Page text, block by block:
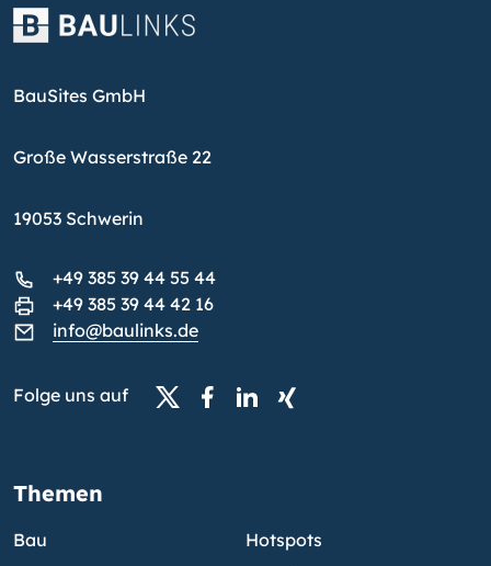
BauSites GmbH
Große Wasserstraße 22
19053 Schwerin
+49 385 39 44 55 44
+49 385 39 44 42 16
info@baulinks.de
Folge uns auf
Themen
Bau
Hotspots